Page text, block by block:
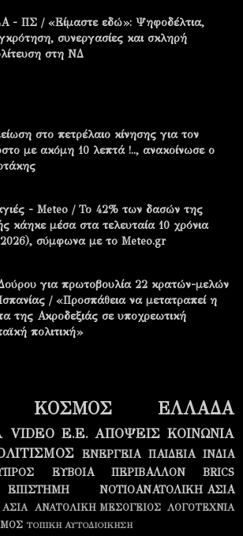
- ΠΣ / «Είμαστε εδώ»: Ψηφοδέλτια,
συνεργασίες και σκληρή
στη ΝΔ
στο πετρέλαιο κίνησης για τον
με ακόμη 10 λεπτά !.., ανακοίνωσε ο
- Meteo / Το 42% των δασών της
κάηκε μέσα στα τελευταία 10 χρόνια
σύμφωνα με το Meteo.gr
για πρωτοβουλία 22 κρατών-μελών
/ «Προσπάθεια να μετατραπεί η
της Ακροδεξιάς σε υποχρεωτική
πολιτική»
ΚΟΣΜΟΣ
ΕΛΛΑΔΑ
VIDEO Ε.Ε. ΑΠΟΨΕΙΣ ΚΟΙΝΩΝΙΑ
ΕΝΕΡΓΕΙΑ ΠΑΙΔΕΙΑ ΙΝΔΙΑ
ΕΥΒΟΙΑ ΠΕΡΙΒΑΛΛΟΝ
BRICS
ΕΠΙΣΤΗΜΗ
ΝΟΤΙΟΑΝΑΤΟΛΙΚΗ ΑΣΙΑ
ΑΝΑΤΟΛΙΚΗ ΜΕΣΟΓΕΙΟΣ
ΛΟΓΟΤΕΧΝΙΑ
ΤΟΠΙΚΗ ΑΥΤΟΔΙΟΙΚΗΣΗ